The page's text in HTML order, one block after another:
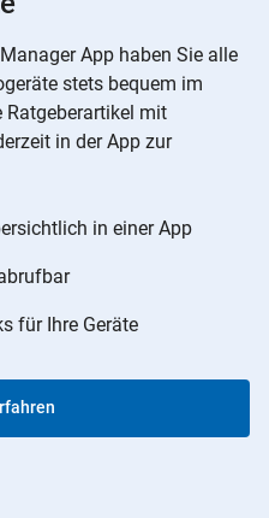
App haben Sie alle
stets bequem im
Ratgeberartikel mit
in der App zur
in einer App
für Ihre Geräte